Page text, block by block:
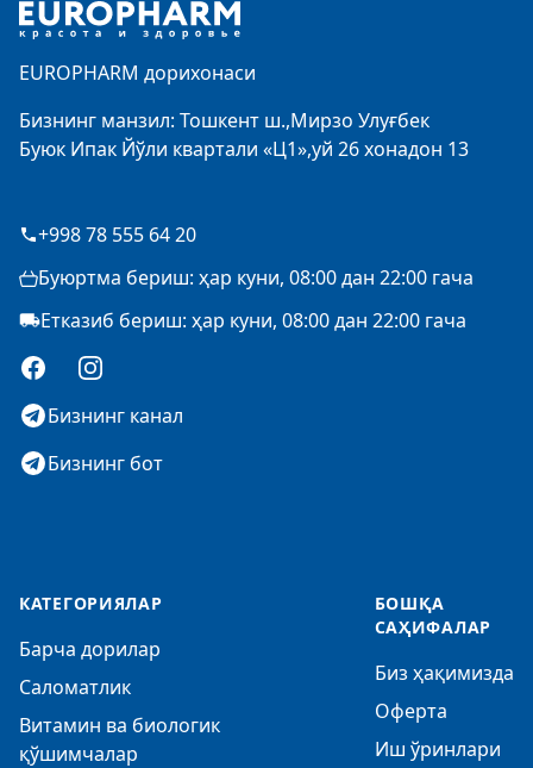
EUROPHARM дорихонаси
Бизнинг манзил: Тошкент ш.,Мирзо Улуғбек
Буюк Ипак Йўли квартали «Ц1»,уй 26 хонадон 13
+998 78 555 64 20
Буюртма бериш: ҳар куни, 08:00 дан 22:00 гача
Етказиб бериш: ҳар куни, 08:00 дан 22:00 гача
FacebookInstagram
Бизнинг канал
Бизнинг бот
КАТЕГОРИЯЛАР
Барча дорилар
Саломатлик
Витамин ва биологик
қўшимчалар
БОШҚА
САҲИФАЛАР
Биз ҳақимизда
Оферта
Иш ўринлари